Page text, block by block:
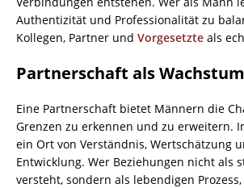
Authentizität und Professionalität zu
Kollegen, Partner und Vorgesetzte als
Partnerschaft als
Eine Partnerschaft bietet Männern die
Grenzen zu erkennen und zu erweitern.
ein Ort von Verständnis, Wertschätzung
Entwicklung. Wer Beziehungen nicht als
versteht, sondern als lebendigen